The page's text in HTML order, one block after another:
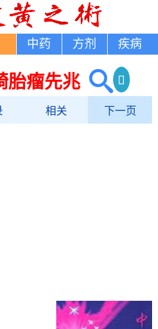
中药 方剂 疾病
瘤先兆
相关 下一页